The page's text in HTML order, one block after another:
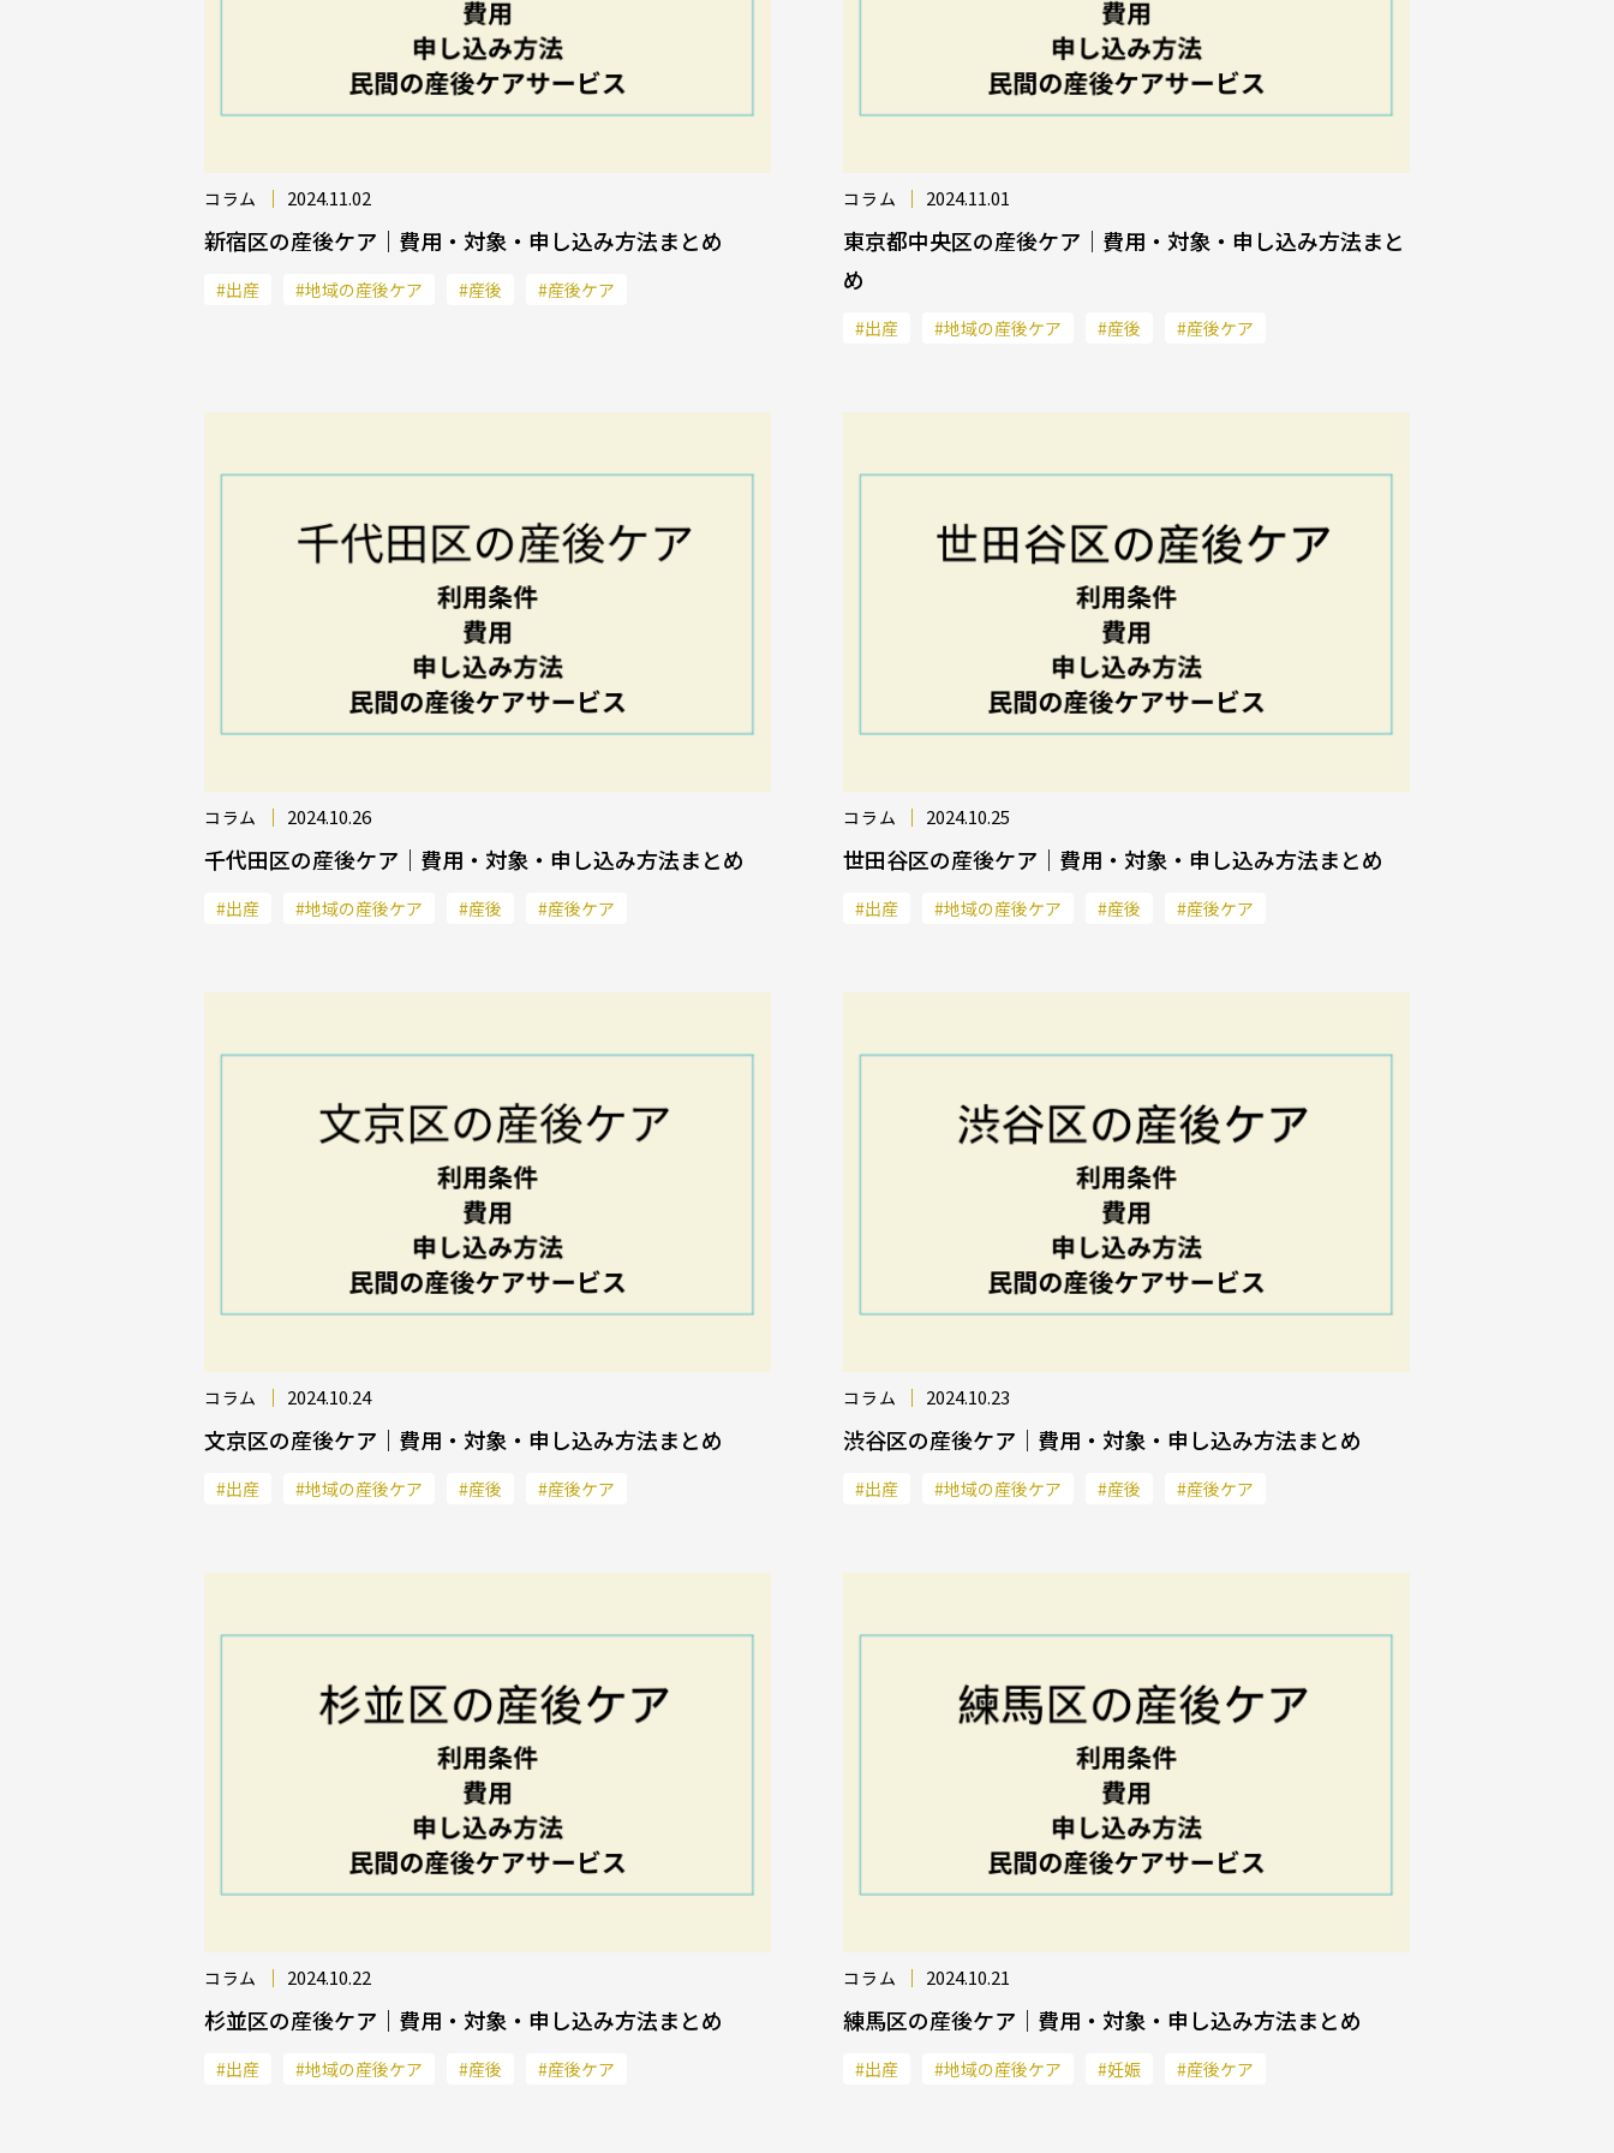
コラム 2024.11.02
新宿区の産後ケア｜費用・対象・申し込み方法まとめ
#出産 #地域の産後ケア #産後 #産後ケア
コラム 2024.11.01
東京都中央区の産後ケア｜費用・対象・申し込み方法まと
め
#出産 #地域の産後ケア #産後 #産後ケア
コラム 2024.10.26
千代田区の産後ケア｜費用・対象・申し込み方法まとめ
#出産 #地域の産後ケア #産後 #産後ケア
コラム 2024.10.25
世田谷区の産後ケア｜費用・対象・申し込み方法まとめ
#出産 #地域の産後ケア #産後 #産後ケア
コラム 2024.10.24
文京区の産後ケア｜費用・対象・申し込み方法まとめ
#出産 #地域の産後ケア #産後 #産後ケア
コラム 2024.10.23
渋谷区の産後ケア｜費用・対象・申し込み方法まとめ
#出産 #地域の産後ケア #産後 #産後ケア
コラム 2024.10.22
杉並区の産後ケア｜費用・対象・申し込み方法まとめ
#出産 #地域の産後ケア #産後 #産後ケア
コラム 2024.10.21
練馬区の産後ケア｜費用・対象・申し込み方法まとめ
#出産 #地域の産後ケア #妊娠 #産後ケア